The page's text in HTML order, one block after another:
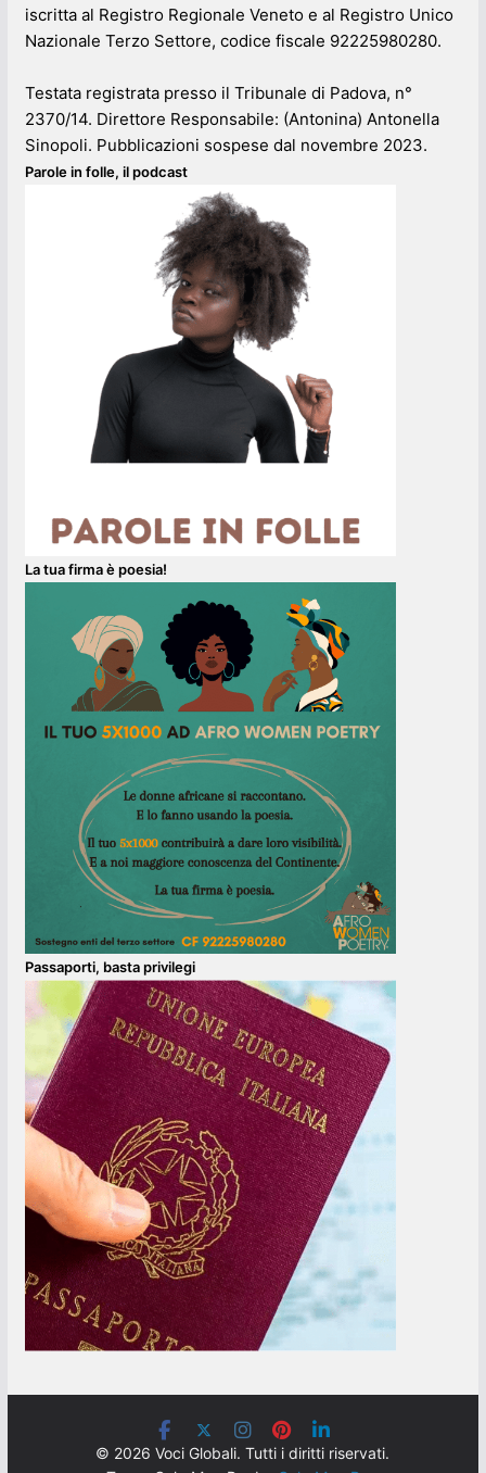
iscritta al Registro Regionale Veneto e al Registro Unico
Nazionale Terzo Settore, codice fiscale 92225980280.
Testata registrata presso il Tribunale di Padova, n°
2370/14. Direttore Responsabile: (Antonina) Antonella
Sinopoli. Pubblicazioni sospese dal novembre 2023.
Parole in folle, il podcast
La tua firma è poesia!
Passaporti, basta privilegi
© 2026 Voci Globali. Tutti i diritti riservati.